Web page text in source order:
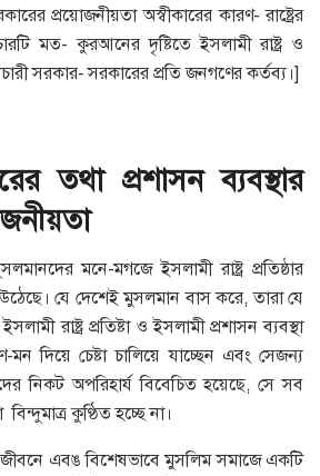
প্রয়োজনীয়তা অস্বীকারের কারণ- রাষ্ট্রের
মত- কুরআনের দৃষ্টিতে ইসলামী রাষ্ট্র ও
সরকার- সরকারের প্রতি জনগণের কর্তব্য।]
তথা প্রশাসন ব্যবস্থার
মনে-মগজে ইসলামী রাষ্ট্র প্রতিষ্ঠার
যে দেশেই মুসলমান বাস করে, তারা যে
রাষ্ট্র প্রতিষ্টা ও ইসলামী প্রশাসন ব্যবস্থা
মন দিয়ে চেষ্টা চালিয়ে যাচ্ছেন এবং সেজন্য
নিকট অপরিহার্য বিবেচিত হয়েছে, সে সব
কুণ্ঠিত হচ্ছে না।
জীবনে এবঙ বিশেষভাবে মুসলিম সমাজে একটি